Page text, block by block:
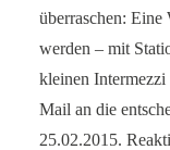
überraschen: Eine
werden – mit
kleinen
Mail an die
25.02.2015.